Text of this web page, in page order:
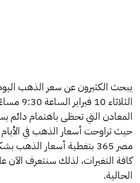
يبحث الكثيرون عن سعر الذهب
الثلاثاء
المعادن التي تحظى باهتمام دائم
حيث تراوحت أسعار الذهب في الأيام
مصر 365 بتغطية أسعار
كافة التغيرات، لذلك سنتعرف الآن
الحالية.